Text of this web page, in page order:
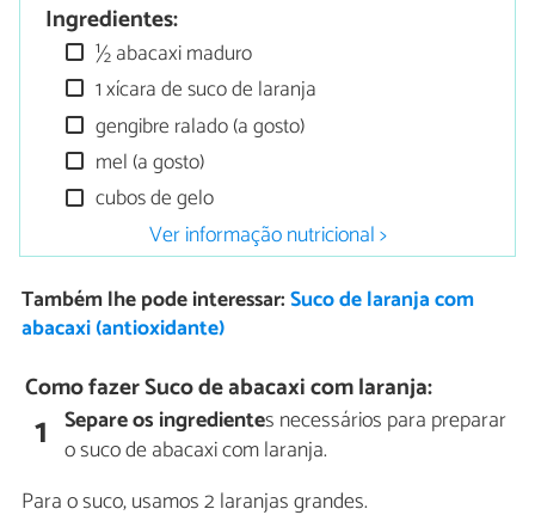
Ingredientes:
½ abacaxi maduro
1 xícara de suco de laranja
gengibre ralado (a gosto)
mel (a gosto)
cubos de gelo
Ver informação nutricional >
Também lhe pode interessar:Suco de laranja com
abacaxi (antioxidante)
Como fazer Suco de abacaxi com laranja:
1 Separe os ingredientes necessários para preparar
o suco de abacaxi com laranja.
Para o suco, usamos 2 laranjas grandes.